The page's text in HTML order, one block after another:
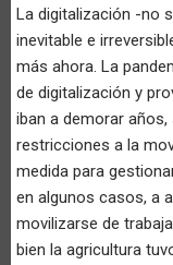
La digitalización -no
inevitable e
más ahora. La
de digitalización y
iban a demorar
restricciones a la
medida para
en algunos casos, a
movilizarse de
bien la agricultura